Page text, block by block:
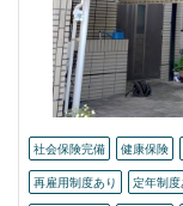
社会保険完備 健康保険
再雇用制度あり
定年制度